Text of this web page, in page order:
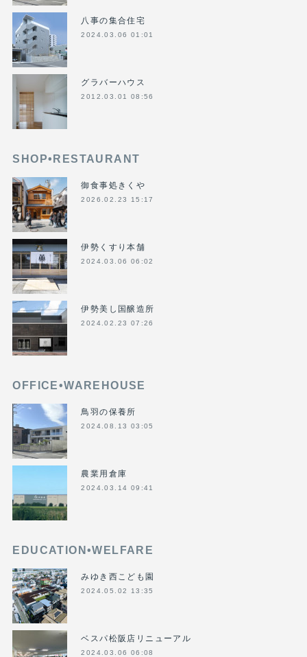
八事の集合住宅
2024.03.06 01:01
グラバーハウス
2012.03.01 08:56
SHOP•RESTAURANT
御食事処きくや
2026.02.23 15:17
伊勢くすり本舗
2024.03.06 06:02
伊勢美し国醸造所
2024.02.23 07:26
OFFICE•WAREHOUSE
鳥羽の保養所
2024.08.13 03:05
農業用倉庫
2024.03.14 09:41
EDUCATION•WELFARE
みゆき西こども園
2024.05.02 13:35
ベスパ松阪店リニューアル
2024.03.06 06:08